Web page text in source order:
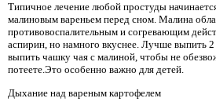
Типичное лечение любой простуды
малиновым вареньем перед сном. Малина
противовоспалительным и согревающим
аспирин, но намного вкуснее. Лучше выпить
выпить чашку чая с малиной, чтобы не
потеете.Это особенно важно для детей.
Дыхание над вареным картофелем